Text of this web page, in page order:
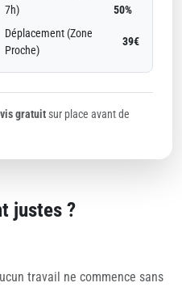
7h)
50%
Déplacement (Zone
Proche)
39€
gratuitsur place avant de
justes ?
travail ne commence sans